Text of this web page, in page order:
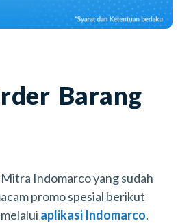
Barang
Indomarco yang sudah
promo spesial berikut
aplikasi Indomarco.